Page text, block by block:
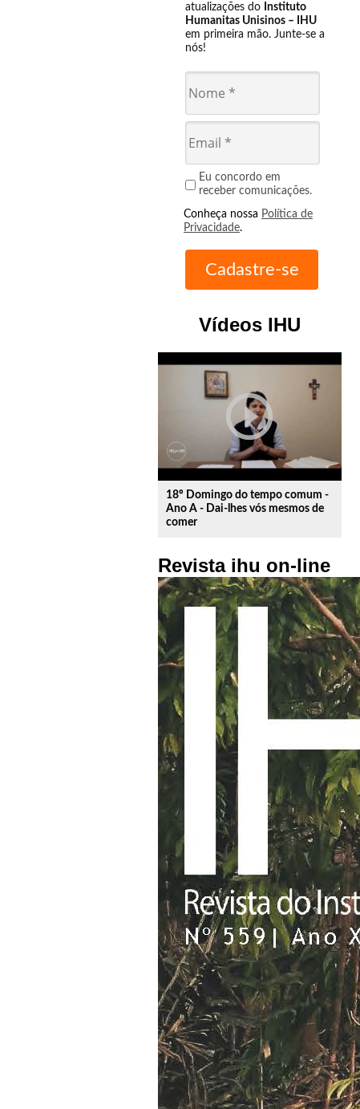
atualizações do Instituto
Humanitas Unisinos – IHU
em primeira mão. Junte-se a
nós!
Eu concordo em
receber comunicações.
Conheça nossa Política de
Privacidade.
Vídeos IHU
play_circle_outline
18º Domingo do tempo comum -
Ano A - Dai-lhes vós mesmos de
comer
Revista ihu on-line